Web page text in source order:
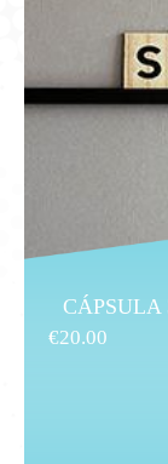
CÁPSULA
€20.00